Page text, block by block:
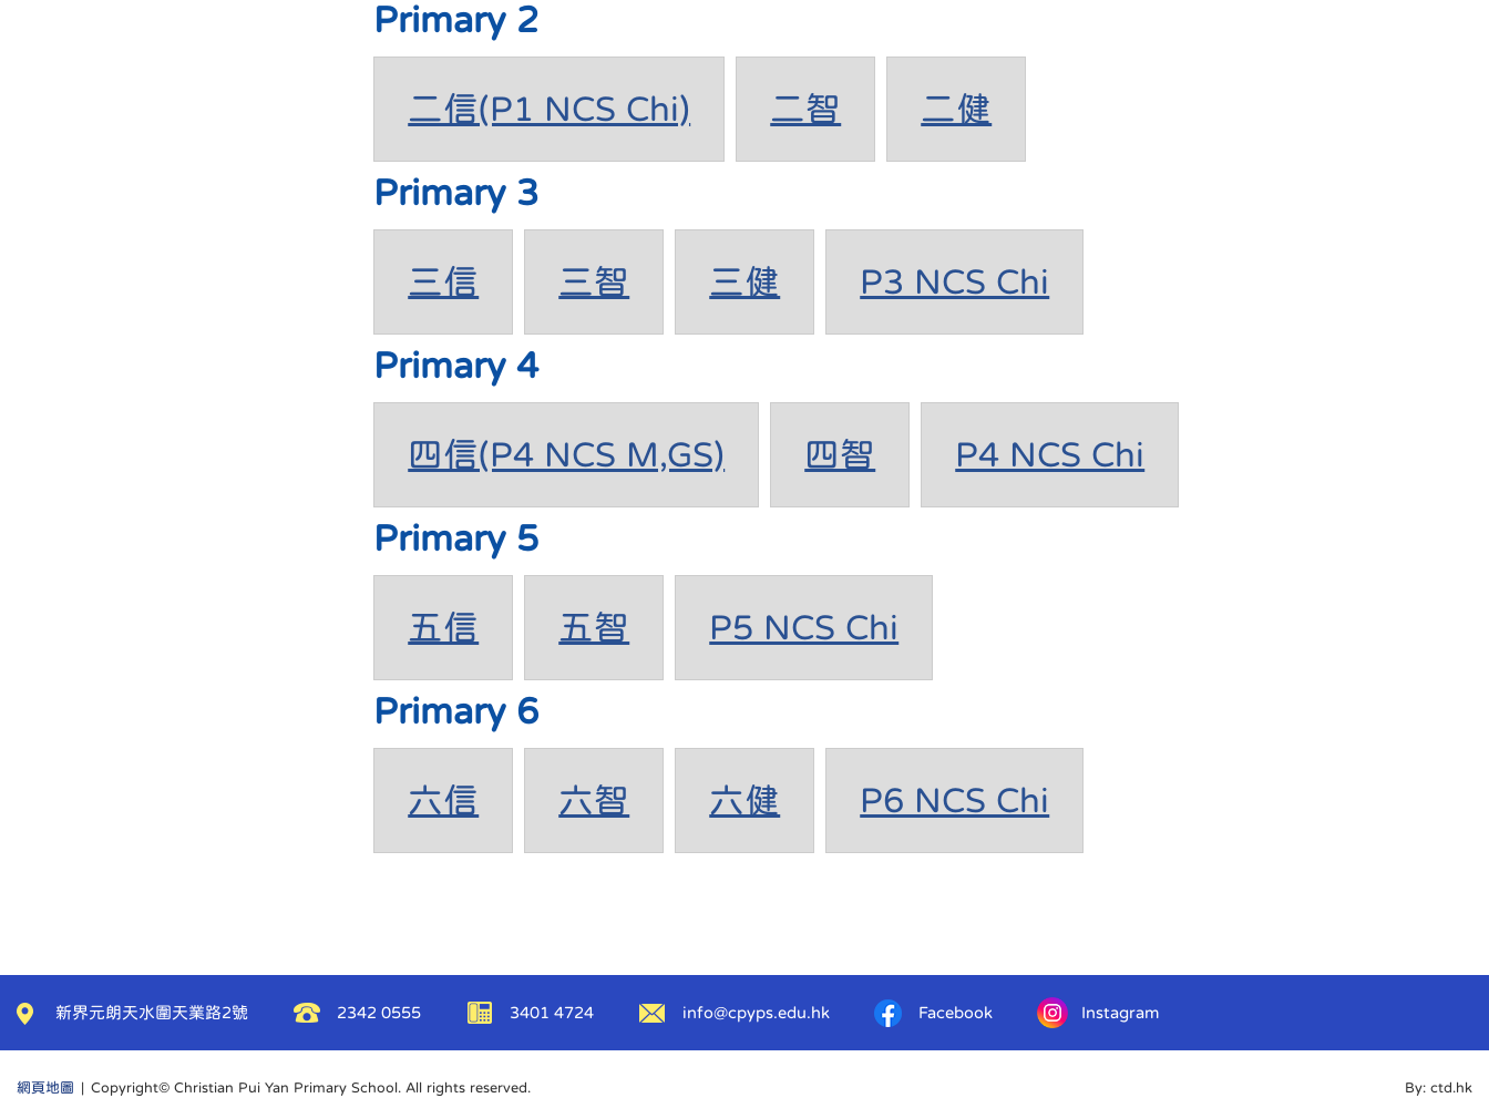
Primary 2
二信(P1 NCS Chi) 二智 二健
Primary 3
三信 三智 三健 P3 NCS Chi
Primary 4
四信(P4 NCS M,GS) 四智 P4 NCS Chi
Primary 5
五信 五智 P5 NCS Chi
Primary 6
六信 六智 六健 P6 NCS Chi
新界元朗天水圍天業路2號 2342 0555 3401 4724 info@cpyps.edu.hk Facebook Instagram
網頁地圖 | Copyright© Christian Pui Yan Primary School. All rights reserved. By: ctd.hk